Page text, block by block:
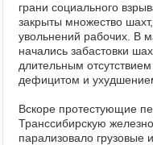
грани социального
закрыты множество
увольнений рабочих. В
начались забастовки
длительным
дефицитом и
Вскоре протестующие
Транссибирскую
парализовало грузовые